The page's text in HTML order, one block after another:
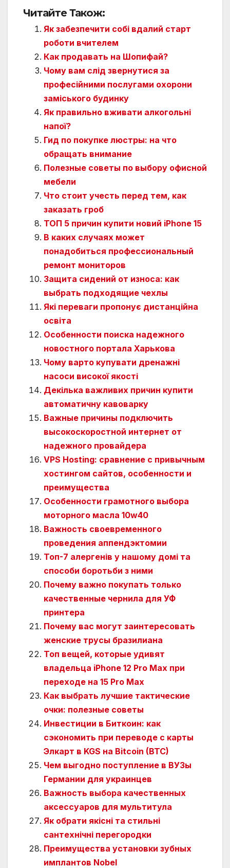
Читайте Також:
Як забезпечити собі вдалий старт
роботи вчителем
Как продавать на Шопифай?
Чому вам слід звернутися за
професійними послугами охорони
заміського будинку
Як правильно вживати алкогольні
напої?
Гид по покупке люстры: на что
обращать внимание
Полезные советы по выбору офисной
мебели
Что стоит учесть перед тем, как
заказать гроб
ТОП 5 причин купити новий iPhone 15
В каких случаях может
понадобиться профессиональный
ремонт мониторов
Защита сидений от износа: как
выбрать подходящие чехлы
Які переваги пропонує дистанційна
освіта
Особенности поиска надежного
новостного портала Харькова
Чому варто купувати дренажні
насоси високої якості
Декілька важливих причин купити
автоматичну кавоварку
Важные причины подключить
высокоскоростной интернет от
надежного провайдера
VPS Hosting: сравнение с привычным
хостингом сайтов, особенности и
преимущества
Особенности грамотного выбора
моторного масла 10w40
Важность своевременного
проведения аппендэктомии
Топ-7 алергенів у нашому домі та
способи боротьби з ними
Почему важно покупать только
качественные чернила для УФ
принтера
Почему вас могут заинтересовать
женские трусы бразилиана
Топ вещей, которые удивят
владельца iPhone 12 Pro Max при
переходе на 15 Pro Max
Как выбрать лучшие тактические
очки: полезные советы
Инвестиции в Биткоин: как
сэкономить при переводе с карты
Элкарт в KGS на Bitcoin (BTC)
Чем выгодно поступление в ВУЗы
Германии для украинцев
Важность выбора качественных
аксессуаров для мультитула
Як обрати якісні та стильні
сантехнічні перегородки
Преимущества установки зубных
имплантов Nobel